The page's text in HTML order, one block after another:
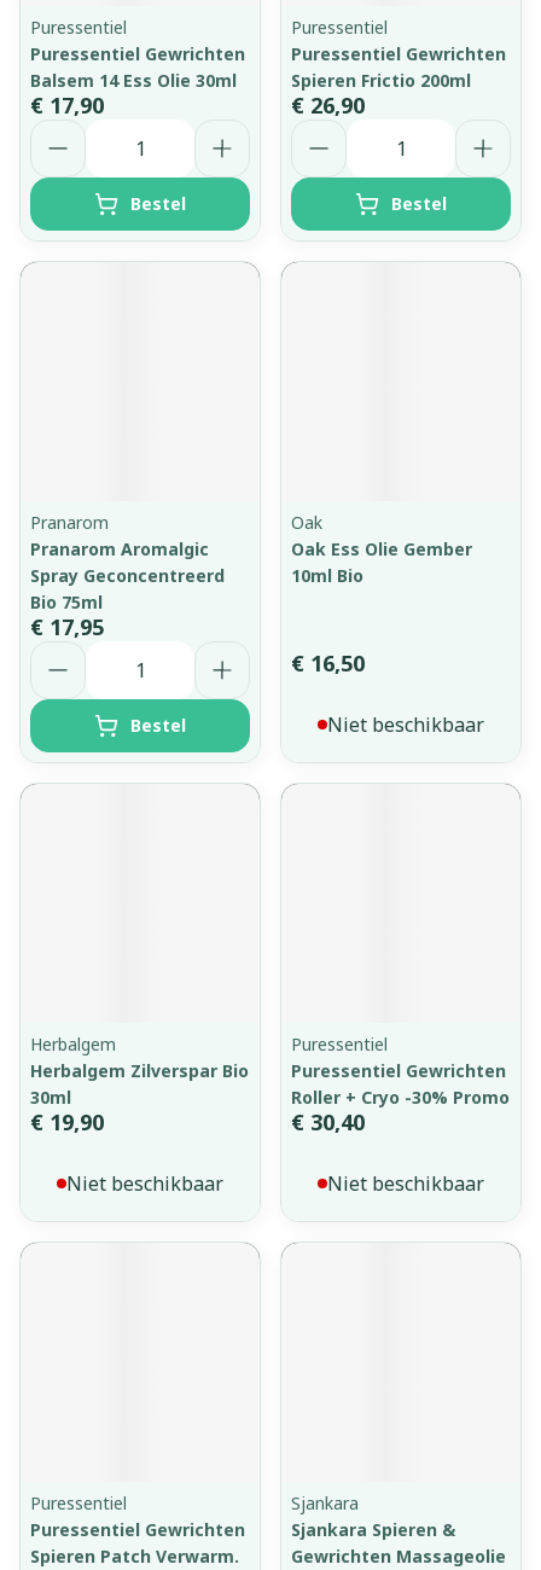
Puressentiel
Puressentiel Gewrichten
Balsem 14 Ess Olie 30ml
€ 17,90
Aantal
Bestel
Puressentiel
Puressentiel Gewrichten
Spieren Frictio 200ml
€ 26,90
Aantal
Bestel
Pranarom
Pranarom Aromalgic
Spray Geconcentreerd
Bio 75ml
€ 17,95
Aantal
Bestel
Oak
Oak Ess Olie Gember
10ml Bio
€ 16,50
Niet beschikbaar
Herbalgem
Herbalgem Zilverspar Bio
30ml
€ 19,90
Niet beschikbaar
Puressentiel
Puressentiel Gewrichten
Roller + Cryo -30% Promo
€ 30,40
Niet beschikbaar
Puressentiel
Puressentiel Gewrichten
Spieren Patch Verwarm.
Sjankara
Sjankara Spieren &
Gewrichten Massageolie